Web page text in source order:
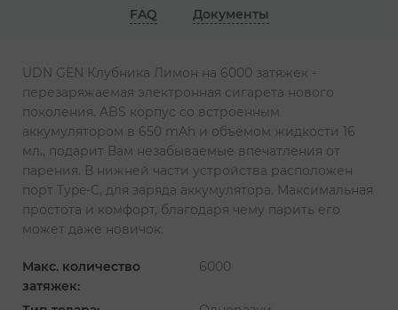
FAQ
Документы
UDN GEN Клубника Лимон на 6000 затяжек -
перезаряжаемая электронная сигарета нового
поколения. ABS корпус со встроенным
аккумулятором в 650 mAh и объёмом жидкости 16
мл., подарит Вам незабываемые впечатления от
парения. В нижней части устройства расположен
порт Type-C, для заряда аккумулятора. Максимальная
простота и комфорт, благодаря чему парить его
может даже новичок.
Макс. количество
затяжек:
6000